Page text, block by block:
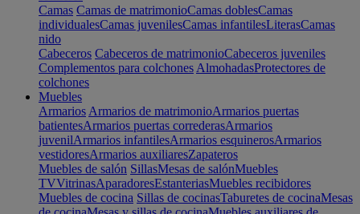
Camas Camas de matrimonioCamas doblesCamas
individualesCamas juvenilesCamas infantilesLiterasCamas
nido
Cabeceros Cabeceros de matrimonioCabeceros juveniles
Complementos para colchones AlmohadasProtectores de
colchones
Muebles
Armarios Armarios de matrimonioArmarios puertas
batientesArmarios puertas correderasArmarios
juvenilArmarios infantilesArmarios esquinerosArmarios
vestidoresArmarios auxiliaresZapateros
Muebles de salón SillasMesas de salónMuebles
TVVitrinasAparadoresEstanteriasMuebles recibidores
Muebles de cocina Sillas de cocinasTaburetes de cocinaMesas